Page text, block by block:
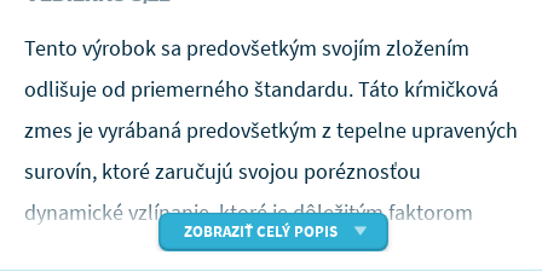
Tento výrobok sa predovšetkým svojím zložením
odlišuje od priemerného štandardu. Táto kŕmičková
zmes je vyrábaná predovšetkým z tepelne upravených
surovín, ktoré zaručujú svojou poréznosťou
dynamické vzlínanie, ktoré je dôležitým faktorom
ZOBRAZIŤ CELÝ POPIS